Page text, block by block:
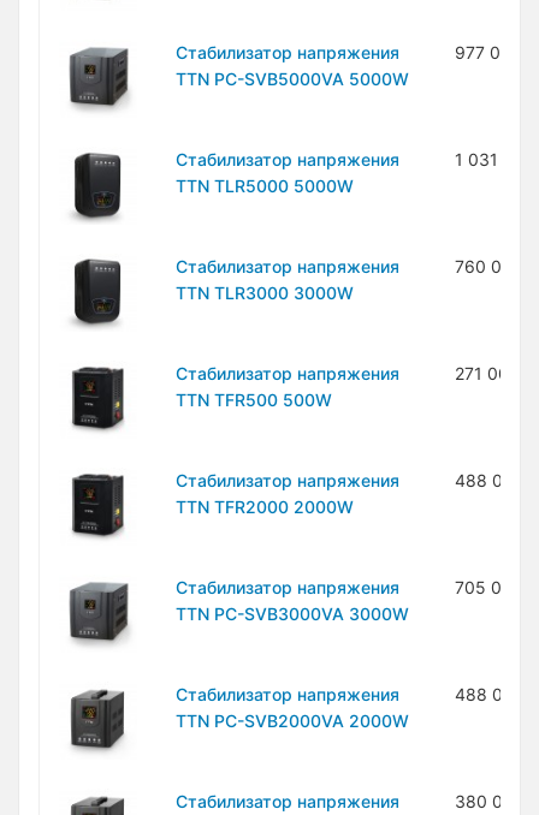
Стабилизатор напряжения
TTN PC-SVB5000VA 5000W
977 000
Стабилизатор напряжения
TTN TLR5000 5000W
1 031
Стабилизатор напряжения
TTN TLR3000 3000W
760 000
Стабилизатор напряжения
TTN TFR500 500W
271 000
Стабилизатор напряжения
TTN TFR2000 2000W
488 000
Стабилизатор напряжения
TTN PC-SVB3000VA 3000W
705 000
Стабилизатор напряжения
TTN PC-SVB2000VA 2000W
488 000
Стабилизатор напряжения
380 000